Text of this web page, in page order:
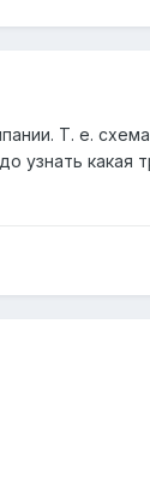
Т. е.
узнать какая